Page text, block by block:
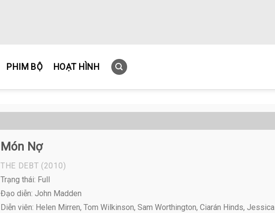
PHIM BỘ HOẠT HÌNH
Món Nợ
THE DEBT (2010)
Trạng thái: Full
Đạo diễn: John Madden
Diễn viên: Helen Mirren, Tom Wilkinson, Sam Worthington, Ciarán Hinds, Jessica